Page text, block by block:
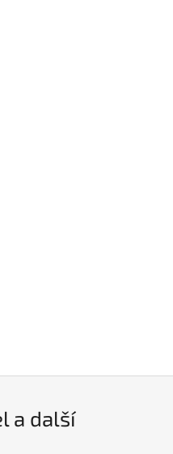
a další